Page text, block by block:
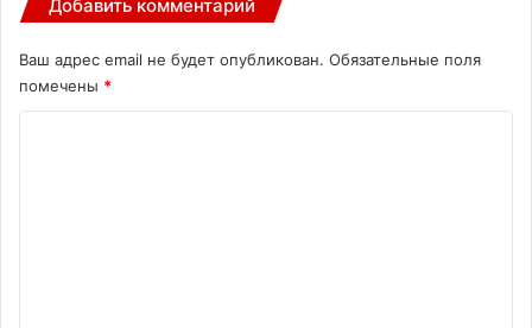
Добавить комментарий
Ваш адрес email не будет опубликован. Обязательные поля
помечены *